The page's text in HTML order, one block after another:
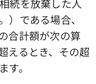
続を放棄した人
）である場合、
合計額が次の算
えるとき、その超
。